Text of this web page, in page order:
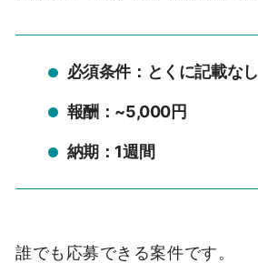
必須条件：とくに記載なし
報酬：~5,000円
納期：1週間
誰でも応募できる案件です。